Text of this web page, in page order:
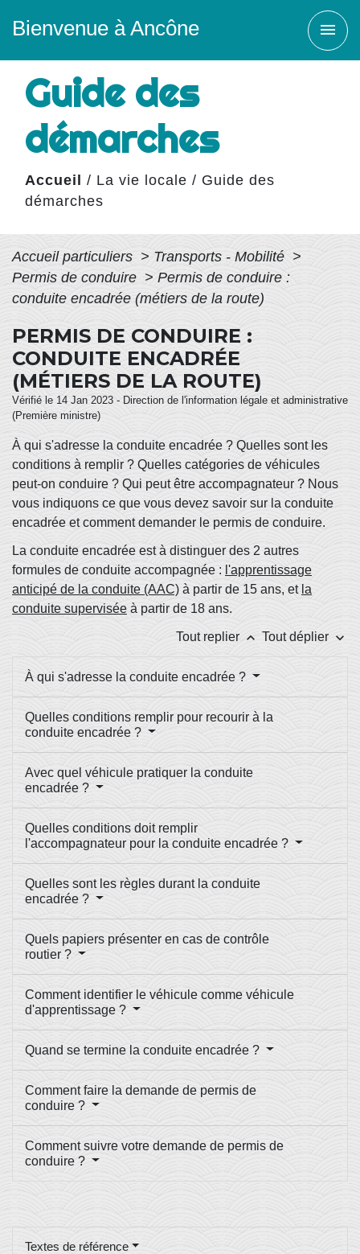
Bienvenue à Ancône menu
Guide des
démarches
Accueil / La vie locale / Guide des
démarches
Accueil particuliers > Transports - Mobilité >
Permis de conduire > Permis de conduire :
conduite encadrée (métiers de la route)
PERMIS DE CONDUIRE :
CONDUITE ENCADRÉE
(MÉTIERS DE LA ROUTE)
Vérifié le 14 Jan 2023 - Direction de l'information légale et administrative
(Première ministre)
À qui s'adresse la conduite encadrée ? Quelles sont les
conditions à remplir ? Quelles catégories de véhicules
peut-on conduire ? Qui peut être accompagnateur ? Nous
vous indiquons ce que vous devez savoir sur la conduite
encadrée et comment demander le permis de conduire.
La conduite encadrée est à distinguer des 2 autres
formules de conduite accompagnée : l'apprentissage
anticipé de la conduite (AAC) à partir de 15 ans, et la
conduite supervisée à partir de 18 ans.
Tout replier keyboard_arrow_up Tout déplier keyboard_arrow_down
À qui s'adresse la conduite encadrée ?
Quelles conditions remplir pour recourir à la
conduite encadrée ?
Avec quel véhicule pratiquer la conduite
encadrée ?
Quelles conditions doit remplir
l'accompagnateur pour la conduite encadrée ?
Quelles sont les règles durant la conduite
encadrée ?
Quels papiers présenter en cas de contrôle
routier ?
Comment identifier le véhicule comme véhicule
d'apprentissage ?
Quand se termine la conduite encadrée ?
Comment faire la demande de permis de
conduire ?
Comment suivre votre demande de permis de
conduire ?
Textes de référence